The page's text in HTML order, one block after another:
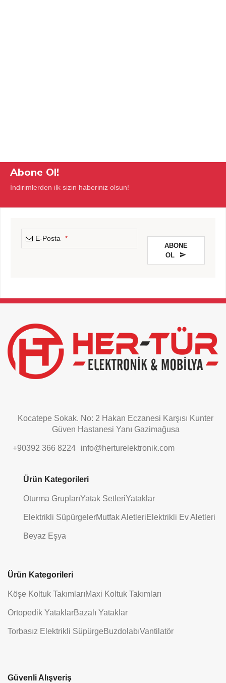
Abone Ol!
İndirimlerden ilk sizin haberiniz olsun!
E-Posta *
ABONE
OL
field
left
blank
Kocatepe Sokak. No: 2 Hakan Eczanesi Karşısı Kunter
Güven Hastanesi Yanı Gazimağusa
+90392 366 8224 info@herturelektronik.com
Ürün Kategorileri
Oturma GruplarıYatak SetleriYataklar
Elektrikli SüpürgelerMutfak AletleriElektrikli Ev Aletleri
Beyaz Eşya
Ürün Kategorileri
Köşe Koltuk TakımlarıMaxi Koltuk Takımları
Ortopedik YataklarBazalı Yataklar
Torbasız Elektrikli SüpürgeBuzdolabıVantilatör
Güvenli Alışveriş